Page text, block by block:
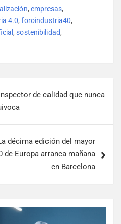
, empresas,
4.0, foroindustria40,
, sostenibilidad,
de calidad que nunca
décima edición del mayor
de Europa arranca mañana
en Barcelona